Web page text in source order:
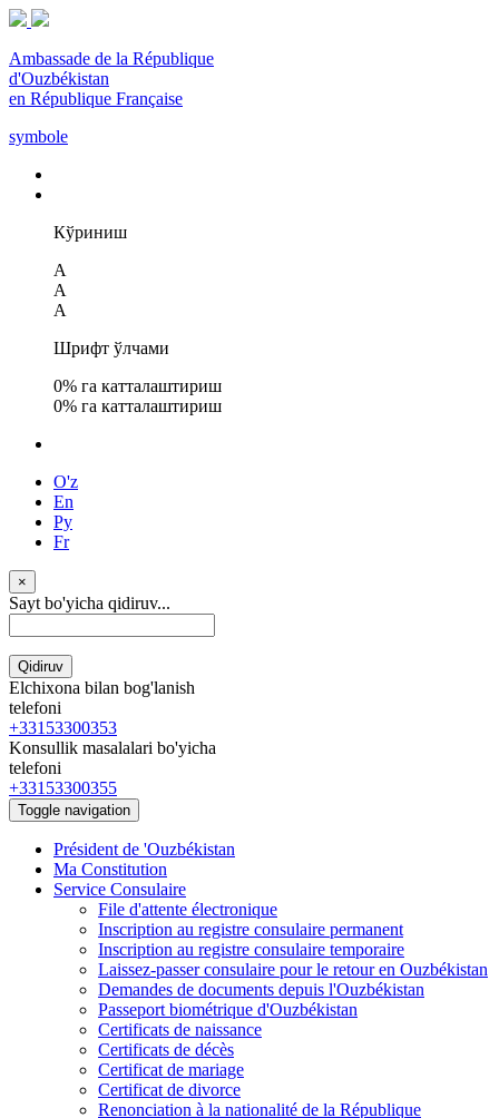
Ambassade de la République
d'Ouzbékistan
en République Française
symbole
Кўриниш
A
A
A
Шрифт ўлчами
0% га катталаштириш
0% га катталаштириш
O'z
En
Ру
Fr
×
Sayt bo'yicha qidiruv...
Qidiruv
Elchixona bilan bog'lanish
telefoni
+33153300353
Konsullik masalalari bo'yicha
telefoni
+33153300355
Toggle navigation
Président de 'Ouzbékistan
Ma Constitution
Service Consulaire
File d'attente électronique
Inscription au registre consulaire permanent
Inscription au registre consulaire temporaire
Laissez-passer consulaire pour le retour en Ouzbékistan
Demandes de documents depuis l'Ouzbékistan
Passeport biométrique d'Ouzbékistan
Certificats de naissance
Certificats de décès
Certificat de mariage
Certificat de divorce
Renonciation à la nationalité de la République